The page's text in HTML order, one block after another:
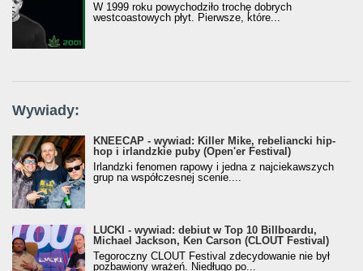
W 1999 roku powychodziło trochę dobrych
westcoastowych płyt. Pierwsze, które...
Wywiady:
KNEECAP - wywiad: Killer Mike, rebeliancki hip-
hop i irlandzkie puby (Open'er Festival)
Irlandzki fenomen rapowy i jedna z najciekawszych
grup na współczesnej scenie....
LUCKI - wywiad: debiut w Top 10 Billboardu,
Michael Jackson, Ken Carson (CLOUT Festival)
Tegoroczny CLOUT Festival zdecydowanie nie był
pozbawiony wrażeń. Niedługo po...